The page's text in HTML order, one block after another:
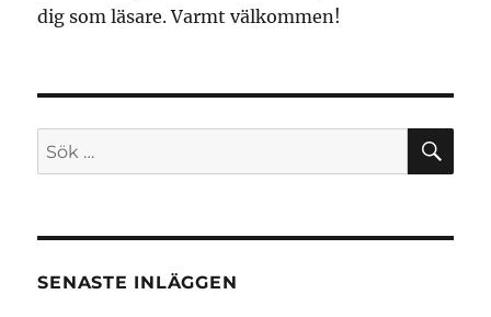
dig som läsare. Varmt välkommen!
Sök
efter:
SENASTE INLÄGGEN